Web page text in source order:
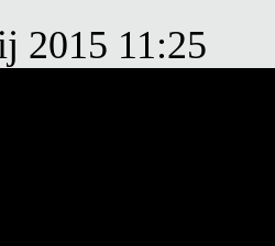
2015 11:25